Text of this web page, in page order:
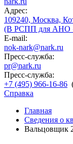
Адрес:
109240, Москва,
(В РСПП для АНО
E-mail:
nok-nark@nark.ru
Пресс-служба:
pr@nark.ru
Пресс-служба:
+7 (495) 966-16-86
Справка
Главная
Сведения о
Вальцовщик